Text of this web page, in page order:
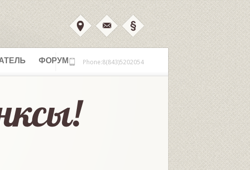
ФОРУМ Phone:8(843)5202054